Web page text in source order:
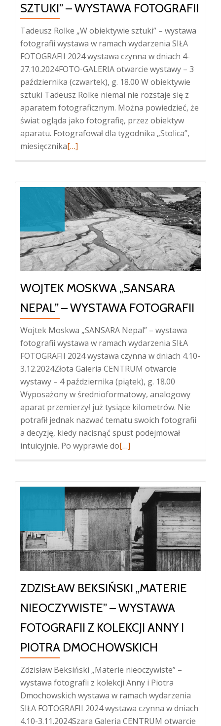
SZTUKI” – WYSTAWA FOTOGRAFII
Tadeusz Rolke „W obiektywie sztuki” – wystawa
fotografii wystawa w ramach wydarzenia SIŁA
FOTOGRAFII 2024 wystawa czynna w dniach 4-
27.10.2024FOTO-GALERIA otwarcie wystawy – 3
października (czwartek), g. 18.00 W obiektywie
sztuki Tadeusz Rolke niemal nie rozstaje się z
aparatem fotograficznym. Można powiedzieć, że
świat ogląda jako fotografię, przez obiektyw
aparatu. Fotografował dla tygodnika „Stolica”,
miesięcznikaWięcej
obiektywie
sztuki”
–
wystawa
fotografii
[…]
WOJTEK MOSKWA „SANSARA
NEPAL” – WYSTAWA FOTOGRAFII
Wojtek Moskwa „SANSARA Nepal” – wystawa
fotografii wystawa w ramach wydarzenia SIŁA
FOTOGRAFII 2024 wystawa czynna w dniach 4.10-
3.12.2024Złota Galeria CENTRUM otwarcie
wystawy – 4 października (piątek), g. 18.00
Wyposażony w średnioformatowy, analogowy
aparat przemierzył już tysiące kilometrów. Nie
potrafił jednak nazwać tematu swoich fotografii
a decyzję, kiedy nacisnąć spust podejmował
intuicyjnie. Po wyprawie doWięcej
Nepal”
–
wystawa
fotografii
[…]
ZDZISŁAW BEKSIŃSKI „MATERIE
NIEOCZYWISTE” – WYSTAWA
FOTOGRAFII Z KOLEKCJI ANNY I
PIOTRA DMOCHOWSKICH
Zdzisław Beksiński „Materie nieoczywiste” –
wystawa fotografii z kolekcji Anny i Piotra
Dmochowskich wystawa w ramach wydarzenia
SIŁA FOTOGRAFII 2024 wystawa czynna w dniach
4.10-3.11.2024Szara Galeria CENTRUM otwarcie